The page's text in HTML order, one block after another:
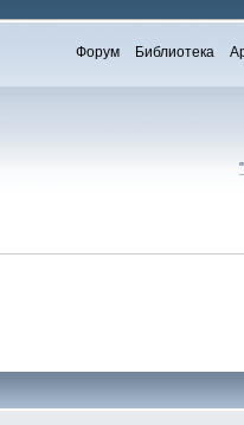
Форум Библиотека